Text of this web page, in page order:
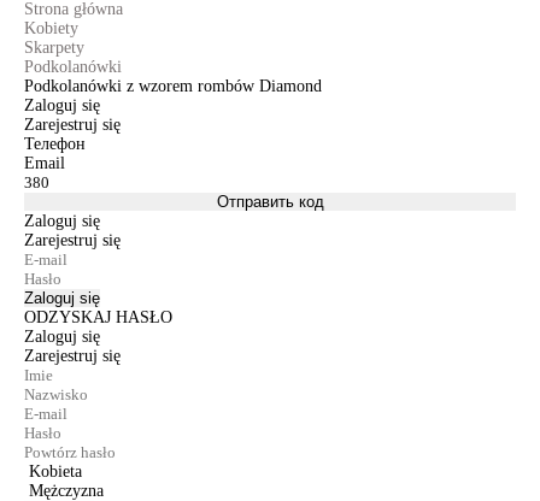
Strona główna
Kobiety
Skarpety
Podkolanówki
Podkolanówki z wzorem rombów Diamond
Zaloguj się
Zarejestruj się
Телефон
Email
Отправить код
Zaloguj się
Zarejestruj się
Zaloguj się
ODZYSKAJ HASŁO
Zaloguj się
Zarejestruj się
Kobieta
Mężczyzna